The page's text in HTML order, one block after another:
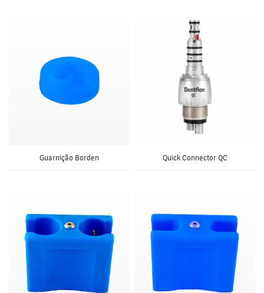
Guarnição Borden Quick Connector QC